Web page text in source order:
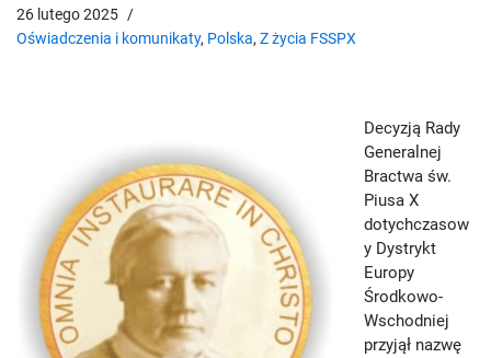
26 lutego 2025
Oświadczenia i komunikaty, Polska, Z życia FSSPX
Decyzją Rady
Generalnej
Bractwa św.
Piusa X
dotychczasow
y Dystrykt
Europy
Środkowo-
Wschodniej
przyjął nazwę